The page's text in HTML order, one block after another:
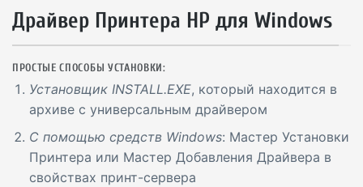
Драйвер Принтера HP для Windows
ПРОСТЫЕ СПОСОБЫ УСТАНОВКИ:
Установщик INSTALL.EXE, который находится в
архиве с универсальным драйвером
С помощью средств Windows: Мастер Установки
Принтера или Мастер Добавления Драйвера в
свойствах принт-сервера